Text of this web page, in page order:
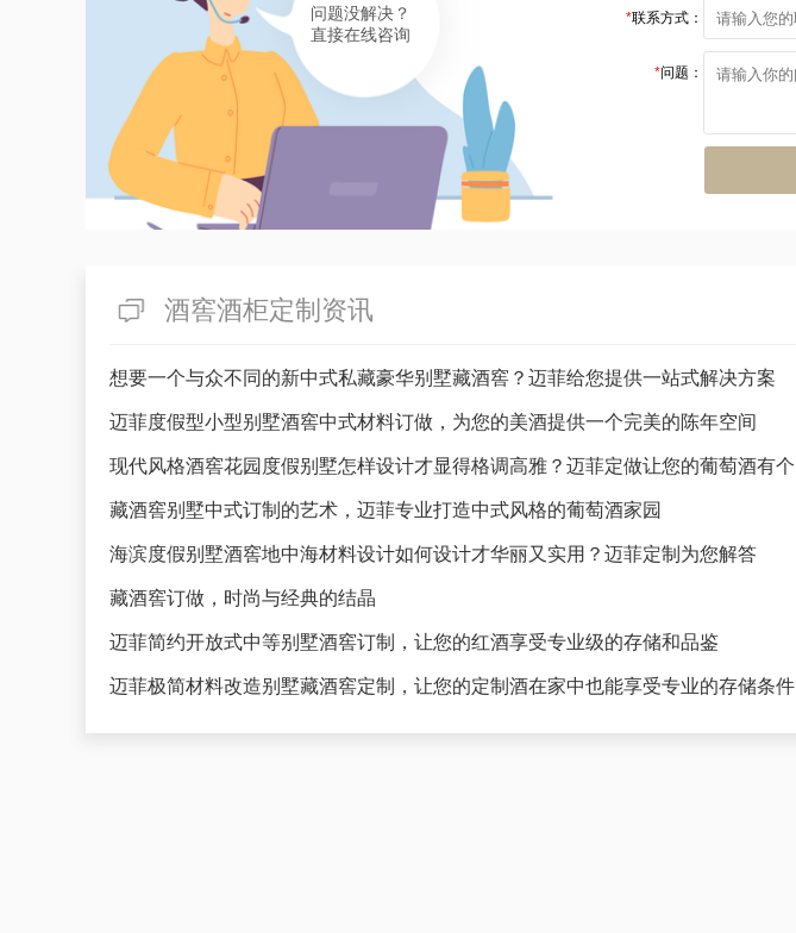
问题没解决？
直接在线咨询
*联系方式：
*问题：
酒窖酒柜定制资讯
想要一个与众不同的新中式私藏豪华别墅藏酒窖？迈菲给您提供一站式解决方案
迈菲度假型小型别墅酒窖中式材料订做，为您的美酒提供一个完美的陈年空间
藏酒窖别墅中式订制的艺术，迈菲专业打造中式风格的葡萄酒家园
海滨度假别墅酒窖地中海材料设计如何设计才华丽又实用？迈菲定制为您解答
藏酒窖订做，时尚与经典的结晶
迈菲简约开放式中等别墅酒窖订制，让您的红酒享受专业级的存储和品鉴
迈菲极简材料改造别墅藏酒窖定制，让您的定制酒在家中也能享受专业的存储条件